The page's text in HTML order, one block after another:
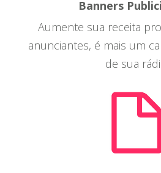
Banners
Aumente sua receita
anunciantes, é mais um
de sua